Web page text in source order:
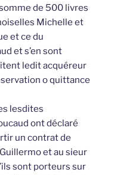
de 500 livres
Michelle et
et ce du
et s’en sont
ledit acquéreur
o quittance
lesdites
ont déclaré
un contrat de
et au sieur
sont porteurs sur